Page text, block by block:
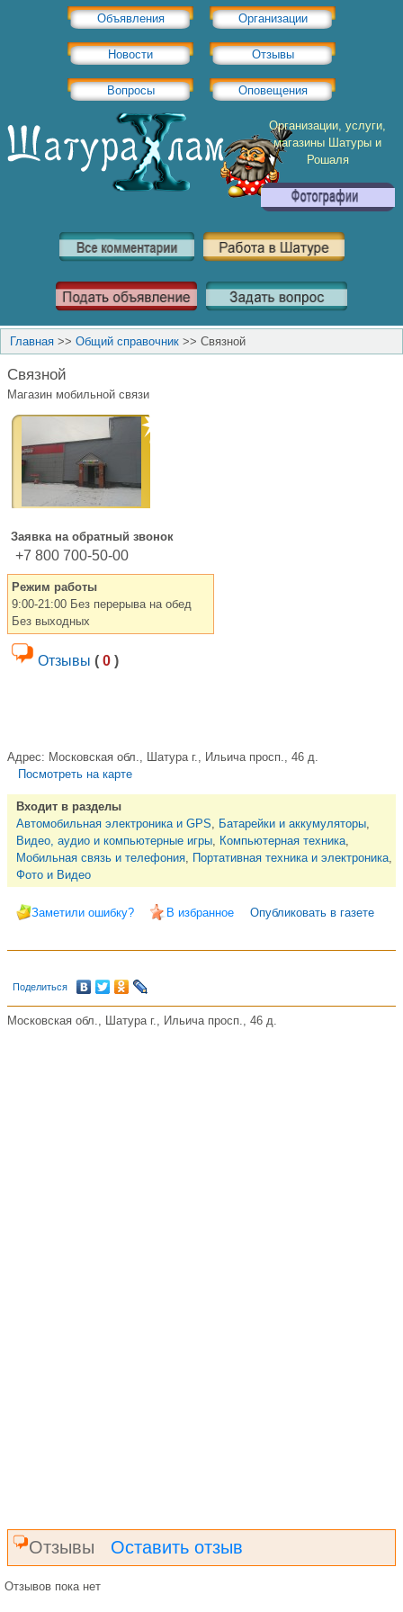
Объявления Организации
Новости Отзывы
Вопросы Оповещения
Организации, услуги,
магазины Шатуры и
Рошаля
Главная >> Общий справочник >> Связной
Связной
Магазин мобильной связи
Заявка на обратный звонок
+7 800 700-50-00
Режим работы
9:00-21:00 Без перерыва на обед
Без выходных
Отзывы ( 0 )
Адрес: Московская обл., Шатура г., Ильича просп., 46 д.
Посмотреть на карте
Входит в разделы
Автомобильная электроника и GPS, Батарейки и аккумуляторы,
Видео, аудио и компьютерные игры, Компьютерная техника,
Мобильная связь и телефония, Портативная техника и электроника,
Фото и Видео
Заметили ошибку? В избранное Опубликовать в газете
Поделиться
Московская обл., Шатура г., Ильича просп., 46 д.
Отзывы Оставить отзыв
Отзывов пока нет